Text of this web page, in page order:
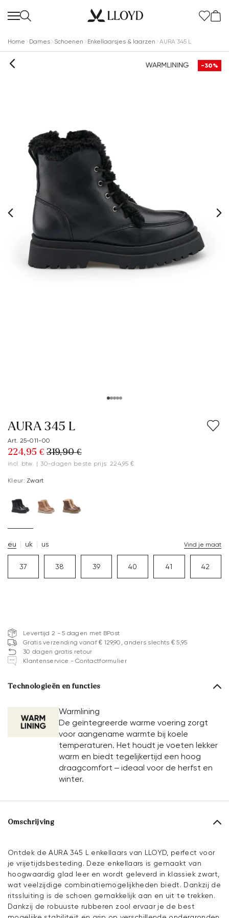
Home Dames Schoenen Enkellaarsjes & laarzen AURA 345 L
-30%
AURA 345 L
Art. 25-011-00
224,95 € 319,90 €
incl. btw. | 30-dagen beste prijs: 224,95 €
Kleur: Zwart
eu uk us Vind je maat
37 38 39 40 41 42
Levertijd 2 - 5 dagen met BPost
Gratis verzending vanaf € 129,90, anders slechts € 5,95
30 dagen gratis retour
Klantenservice - Contactformulier
Technologieën en functies
Warmlining
De geïntegreerde warme voering zorgt
voor aangename warmte bij koele
temperaturen. Het houdt je voeten lekker
warm en biedt tegelijkertijd een hoog
draagcomfort – ideaal voor de herfst en
winter.
Omschrijving
Ontdek de AURA 345 L enkellaars van LLOYD, perfect voor
je vrijetijdsbesteding. Deze enkellaars is gemaakt van
hoogwaardig glad leer en wordt geleverd in klassiek zwart,
wat veelzijdige combinatiemogelijkheden biedt. Dankzij de
ritssluiting is de schoen gemakkelijk aan en uit te trekken.
Dankzij de robuuste rubberen zool ervaar je de best